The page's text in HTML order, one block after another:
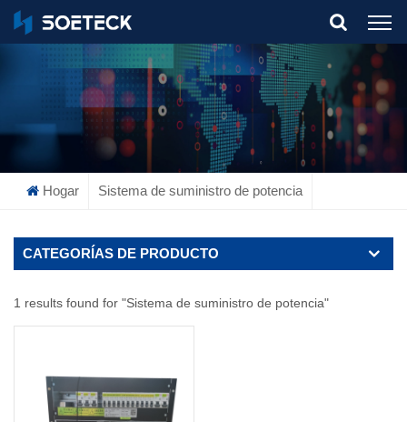
What Are You Looking For?
Hogar Sistema de suministro de potencia
CATEGORÍAS DE PRODUCTO
1 results found for "Sistema de suministro de potencia"